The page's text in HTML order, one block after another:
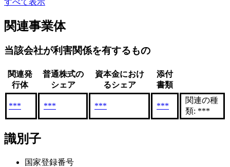
関連事業体
当該会社が利害関係を有するもの
関連発
行体
普通株式の
シェア
資本金におけ
るシェア
添付
書類
*** *** *** ***
関連の種
類: ***
識別子
国家登録番号